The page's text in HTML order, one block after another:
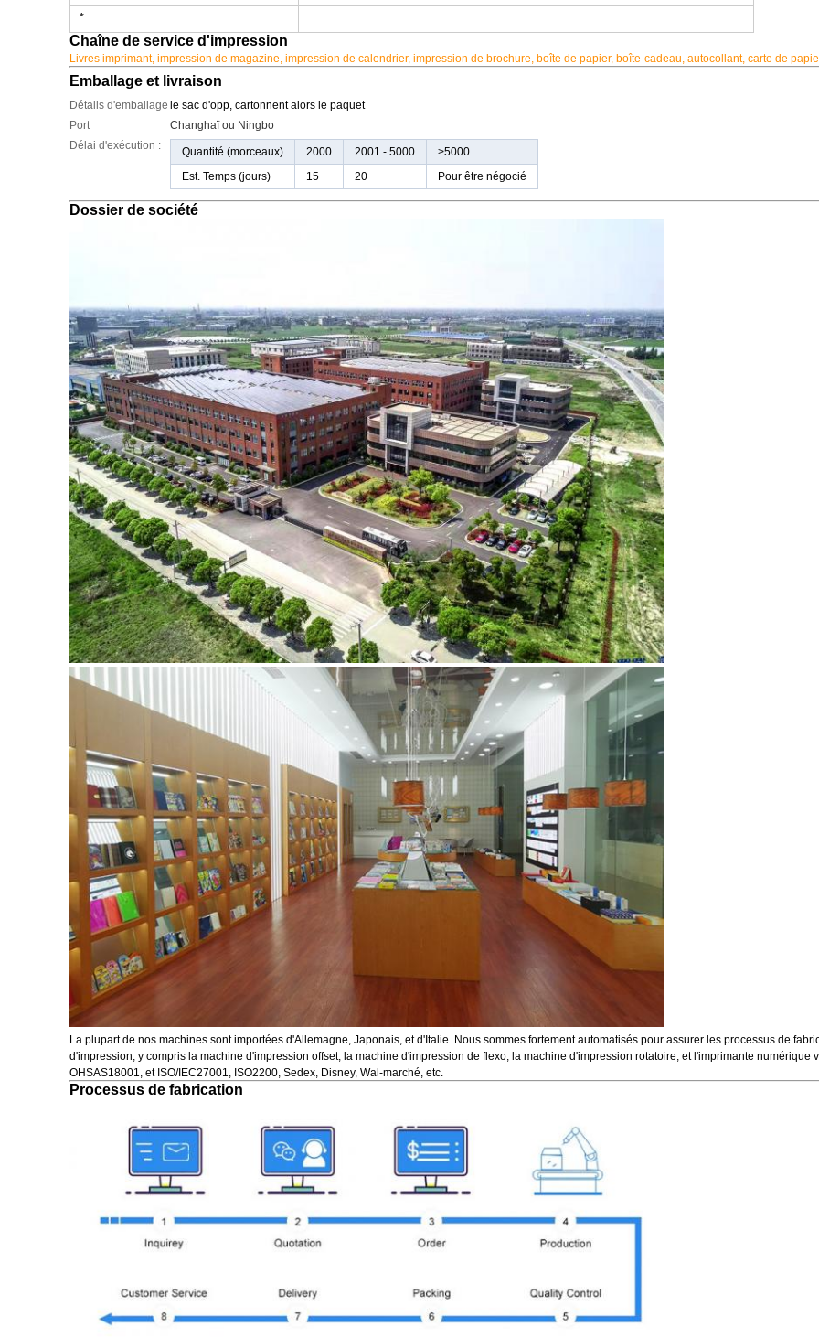
*
Chaîne de service d'impression
Livres imprimant, impression de magazine, impression de calendrier, impression de brochure, boîte de papier, boîte-cadeau, autocollant, carte de
Emballage et livraison
Détails d'emballage le sac d'opp, cartonnent alors le paquet
Port
Changhaï ou Ningbo
Délai d'exécution :
Quantité (morceaux) 2000 2001 - 5000 >5000
Est. Temps (jours)
15 20 Pour être négocié
Dossier de société
La plupart de nos machines sont importées d'Allemagne, Japonais, et d'Italie. Nous sommes fortement automatisés pour assurer les processus de
d'impression, y compris la machine d'impression offset, la machine d'impression de flexo, la machine d'impression rotatoire, et l'imprimante numérique
OHSAS18001, et ISO/IEC27001, ISO2200, Sedex, Disney, Wal-marché, etc.
Processus de fabrication